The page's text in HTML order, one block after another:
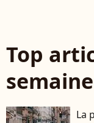
Top
semaine
La